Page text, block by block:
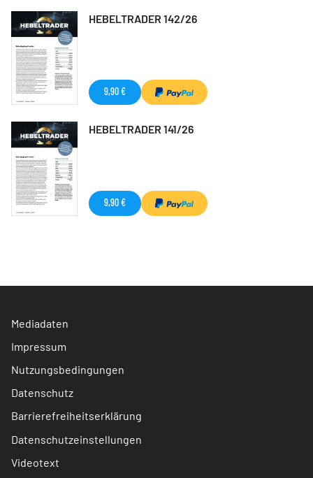
HEBELTRADER 142/26
9,90 €
HEBELTRADER 141/26
9,90 €
Mediadaten
Impressum
Nutzungsbedingungen
Datenschutz
Barrierefreiheitserklärung
Datenschutzeinstellungen
Videotext